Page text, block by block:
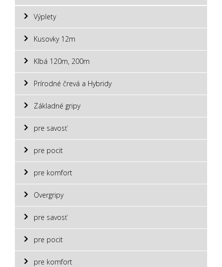
Výplety
Kusovky 12m
Klbá 120m, 200m
Prírodné črevá a Hybridy
Základné gripy
pre savosť
pre pocit
pre komfort
Overgripy
pre savosť
pre pocit
pre komfort